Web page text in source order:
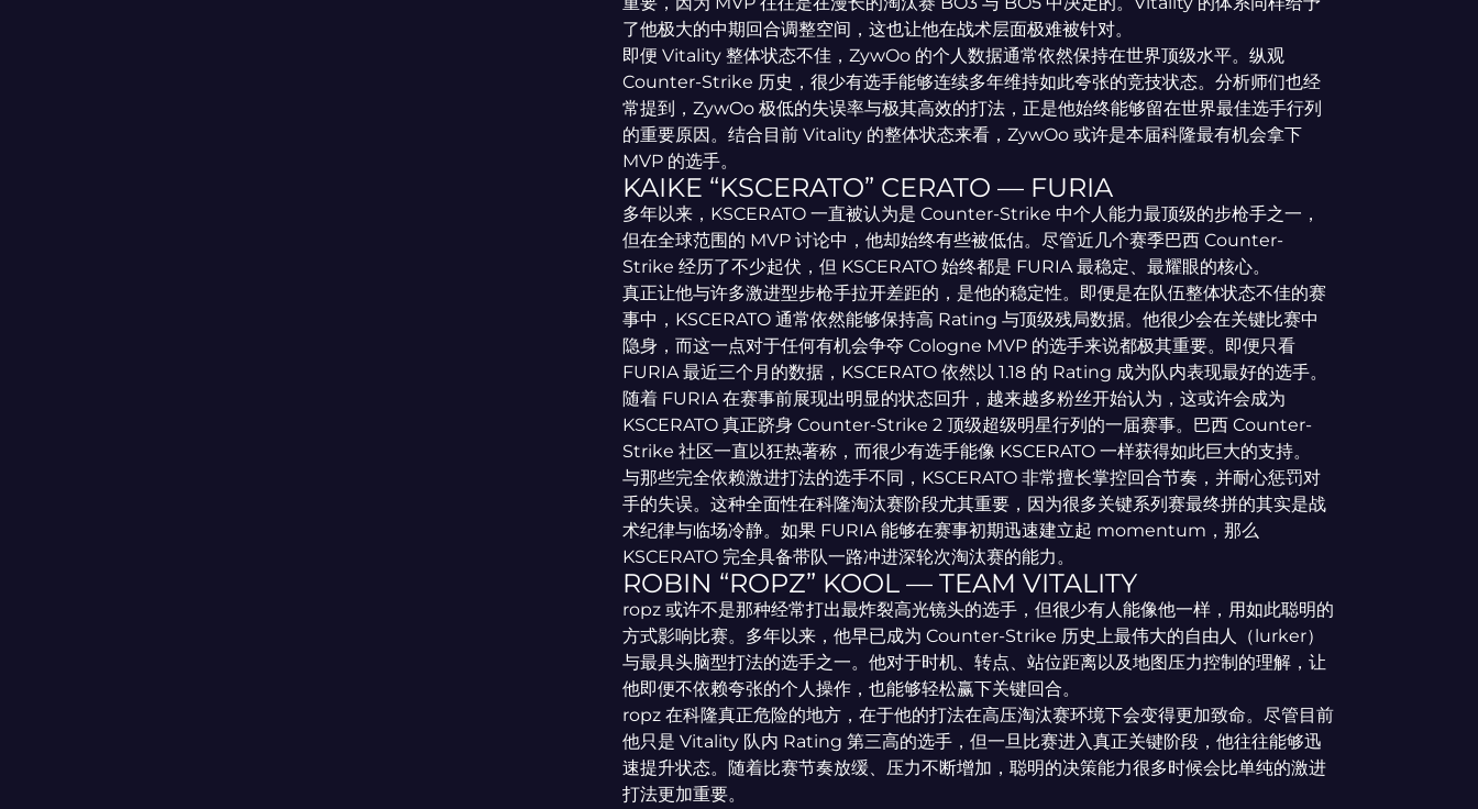
了他极大的中期回合调整空间，这也让他在战术层面极难被针对。
即便 Vitality 整体状态不佳，ZywOo 的个人数据通常依然保持在世界顶级水平。纵观
Counter-Strike 历史，很少有选手能够连续多年维持如此夸张的竞技状态。分析师们也经
常提到，ZywOo 极低的失误率与极其高效的打法，正是他始终能够留在世界最佳选手行列
的重要原因。结合目前 Vitality 的整体状态来看，ZywOo 或许是本届科隆最有机会拿下
MVP 的选手。
KAIKE “KSCERATO” CERATO — FURIA
多年以来，KSCERATO 一直被认为是 Counter-Strike 中个人能力最顶级的步枪手之一，
但在全球范围的 MVP 讨论中，他却始终有些被低估。尽管近几个赛季巴西 Counter-
Strike 经历了不少起伏，但 KSCERATO 始终都是 FURIA 最稳定、最耀眼的核心。
真正让他与许多激进型步枪手拉开差距的，是他的稳定性。即便是在队伍整体状态不佳的赛
事中，KSCERATO 通常依然能够保持高 Rating 与顶级残局数据。他很少会在关键比赛中
隐身，而这一点对于任何有机会争夺 Cologne MVP 的选手来说都极其重要。即便只看
FURIA 最近三个月的数据，KSCERATO 依然以 1.18 的 Rating 成为队内表现最好的选手。
随着 FURIA 在赛事前展现出明显的状态回升，越来越多粉丝开始认为，这或许会成为
KSCERATO 真正跻身 Counter-Strike 2 顶级超级明星行列的一届赛事。巴西 Counter-
Strike 社区一直以狂热著称，而很少有选手能像 KSCERATO 一样获得如此巨大的支持。
与那些完全依赖激进打法的选手不同，KSCERATO 非常擅长掌控回合节奏，并耐心惩罚对
手的失误。这种全面性在科隆淘汰赛阶段尤其重要，因为很多关键系列赛最终拼的其实是战
术纪律与临场冷静。如果 FURIA 能够在赛事初期迅速建立起 momentum，那么
KSCERATO 完全具备带队一路冲进深轮次淘汰赛的能力。
ROBIN “ROPZ” KOOL — TEAM VITALITY
ropz 或许不是那种经常打出最炸裂高光镜头的选手，但很少有人能像他一样，用如此聪明的
方式影响比赛。多年以来，他早已成为 Counter-Strike 历史上最伟大的自由人（lurker）
与最具头脑型打法的选手之一。他对于时机、转点、站位距离以及地图压力控制的理解，让
他即便不依赖夸张的个人操作，也能够轻松赢下关键回合。
ropz 在科隆真正危险的地方，在于他的打法在高压淘汰赛环境下会变得更加致命。尽管目前
他只是 Vitality 队内 Rating 第三高的选手，但一旦比赛进入真正关键阶段，他往往能够迅
速提升状态。随着比赛节奏放缓、压力不断增加，聪明的决策能力很多时候会比单纯的激进
打法更加重要。